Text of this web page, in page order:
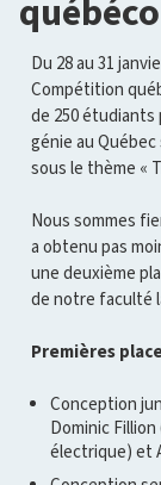
Du 28 au 31
Compétition
de 250
génie au
sous le thème «
Nous sommes
a obtenu pas
une deuxième
de notre faculté
Premières
Conception
Dominic
électrique) et